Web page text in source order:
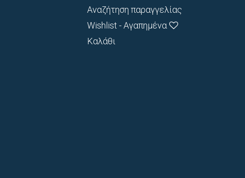
Αναζήτηση παραγγελίας
Wishlist - Αγαπημένα
Καλάθι